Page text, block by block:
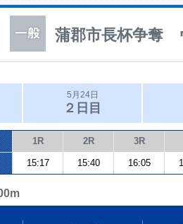
蒲郡市長杯争奪
5月24日
２日目
1R 2R 3R
15:17 15:40 16:05